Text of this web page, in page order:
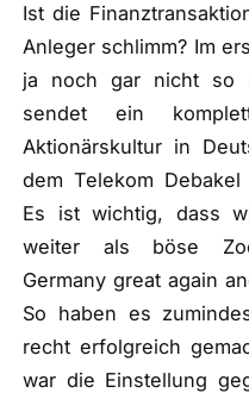
Ist die
Anleger schlimm? Im
ja noch gar nicht so
sendet ein
Aktionärskultur in
dem Telekom
Es ist wichtig, dass
weiter als böse
Germany great again
So haben es
recht erfolgreich
war die Einstellung